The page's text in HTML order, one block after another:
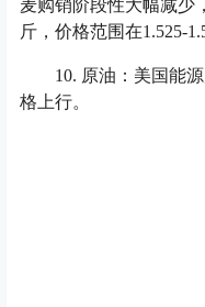
麦购销阶段性大幅减少
斤，价格范围在1.525-
10. 原油：美国能源
格上行。